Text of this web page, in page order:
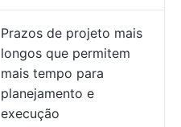
Prazos de projeto mais
longos que permitem
mais tempo para
planejamento e
execução